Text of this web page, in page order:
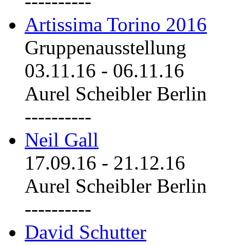
Artissima Torino 2016
Gruppenausstellung
03.11.16 - 06.11.16
Aurel Scheibler Berlin
----------
Neil Gall
17.09.16 - 21.12.16
Aurel Scheibler Berlin
----------
David Schutter